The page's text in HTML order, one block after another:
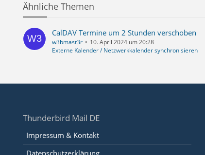
Ähnliche Themen
CalDAV Termine um 2 Stunden verschoben
w3bmast3r
10. April 2024 um 20:28
Externe Kalender / Netzwerkkalender synchronisieren
Thunderbird Mail DE
Impressum & Kontakt